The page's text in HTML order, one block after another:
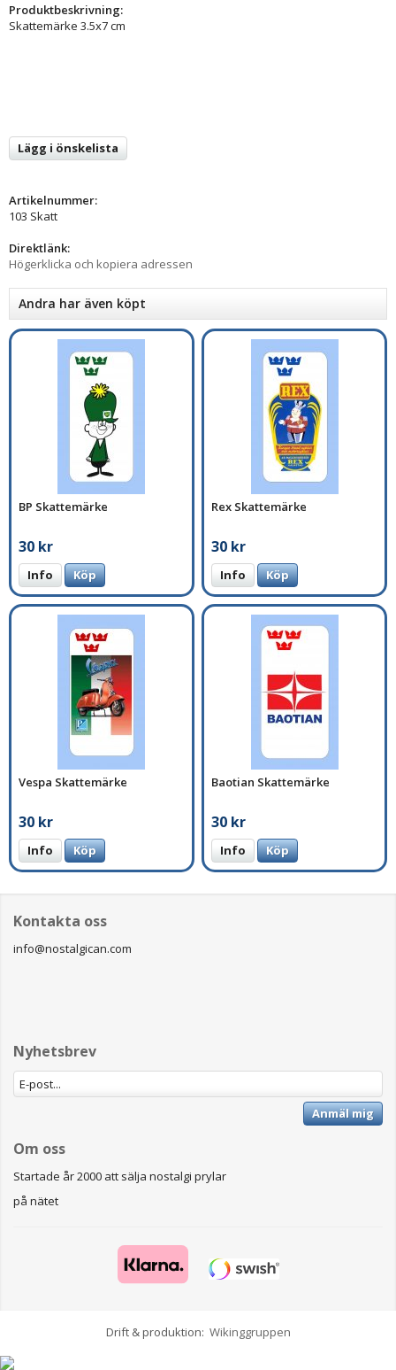
Produktbeskrivning:
Skattemärke 3.5x7 cm
Lägg i önskelista
Artikelnummer:
103 Skatt
Direktlänk:
Högerklicka och kopiera adressen
Andra har även köpt
BP Skattemärke
30 kr
Info Köp
Rex Skattemärke
30 kr
Info Köp
Vespa Skattemärke
30 kr
Info Köp
Baotian Skattemärke
30 kr
Info Köp
Kontakta oss
info@nostalgican.com
Nyhetsbrev
Anmäl mig
Om oss
Startade år 2000 att sälja nostalgi prylar
på nätet
Drift & produktion: Wikinggruppen